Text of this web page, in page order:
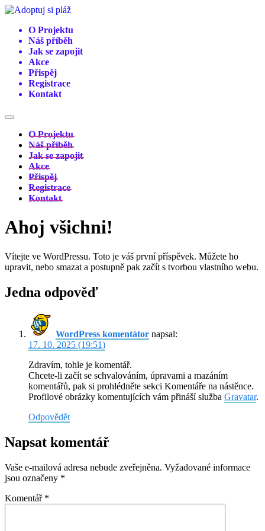
Přejít
obsahuO Projektu
Náš příběh
Jak se zapojit
Akce
Přispěj
Registrace
Kontakt
O Projektu
Náš příběh
Jak se zapojit
Akce
Přispěj
Registrace
Kontakt
Ahoj všichni!
Vítejte ve WordPressu. Toto je váš první příspěvek. Můžete ho
upravit, nebo smazat a postupně pak začít s tvorbou vlastního webu.
Jedna odpověď
WordPress komentátor napsal:
17. 10. 2025 (19:51)
Zdravím, tohle je komentář.
Chcete-li začít se schvalováním, úpravami a mazáním
komentářů, pak si prohlédněte sekci Komentáře na nástěnce.
Profilové obrázky komentujících vám přináší služba Gravatar.
Odpovědět
Napsat komentář
Vaše e-mailová adresa nebude zveřejněna. Vyžadované informace
jsou označeny *
Komentář *